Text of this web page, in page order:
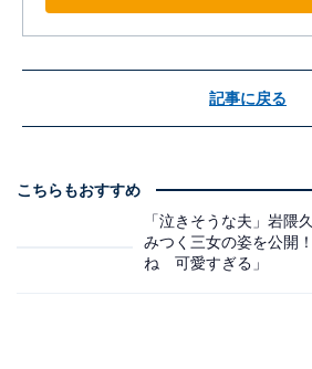
記事に戻る
こちらもおすすめ
「泣きそうな夫」岩隈
みつく三女の姿を公開
ね 可愛すぎる」